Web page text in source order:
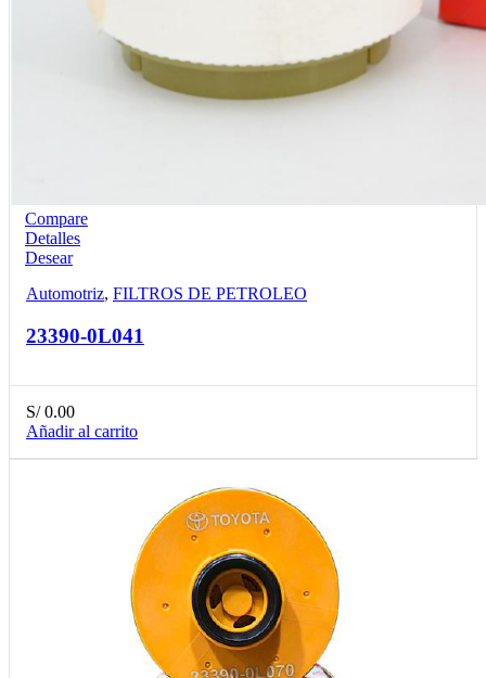
Compare
Detalles
Desear
Automotriz, FILTROS DE PETROLEO
23390-0L041
S/0.00
Añadir al carrito